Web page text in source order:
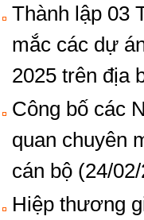
Thành lập 03
mắc các dự
2025 trên địa
Công bố các
quan chuyên
cán bộ (24/
Hiệp thương